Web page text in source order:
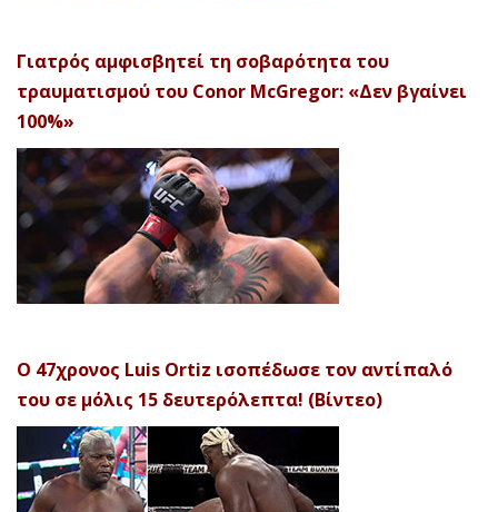
Γιατρός αμφισβητεί τη σοβαρότητα του
τραυματισμού του Conor McGregor: «Δεν βγαίνει
100%»
Ο 47χρονος Luis Ortiz ισοπέδωσε τον αντίπαλό
του σε μόλις 15 δευτερόλεπτα! (Βίντεο)